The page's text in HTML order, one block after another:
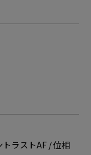
ラストAF / 位相